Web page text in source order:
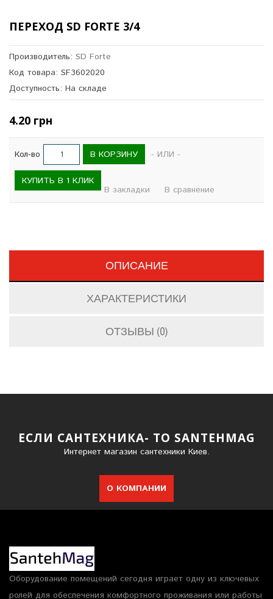
ПЕРЕХОД SD FORTE 3/4
Производитель: SD Forte
Код товара: SF3602020
Доступность: На складе
4.20 грн
Кол-во В КОРЗИНУ - ИЛИ -
КУПИТЬ В 1 КЛИК
В закладки В сравнение
ОПИСАНИЕ
ХАРАКТЕРИСТИКИ
ОТЗЫВЫ (0)
ЕСЛИ САНТЕХНИКА- ТО SANTEHMAG
Интернет магазин сантехники Киев.
О КОМПАНИИ
Оборудование помещений сегодня играет одну из ключевых
ролей для обеспечения комфортного проживания или работы